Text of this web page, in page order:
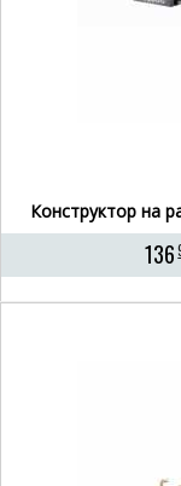
Конструктор на
136